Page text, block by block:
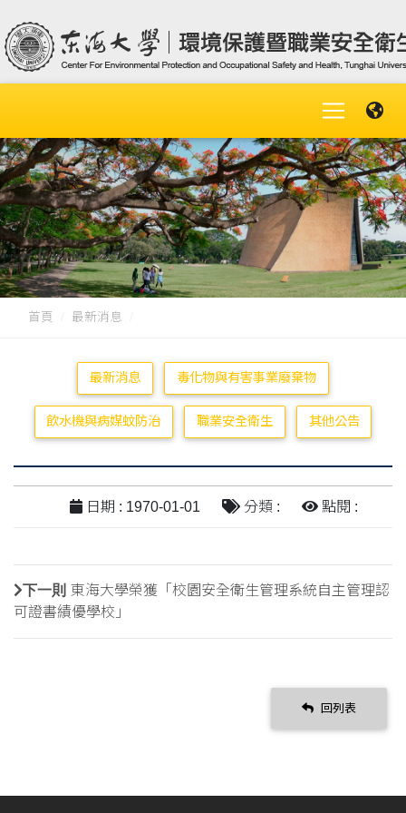
首頁 最新消息
最新消息 毒化物與有害事業廢棄物
飲水機與病媒蚊防治 職業安全衛生 其他公告
日期 : 1970-01-01 分類 : 點閱 :
下一則 東海大學榮獲「校園安全衛生管理系統自主管理認
可證書績優學校」
回列表